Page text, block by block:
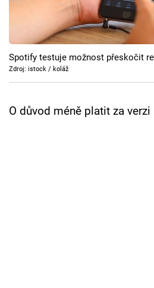
Pořady
TV Program
Spotify testuje možnost přeskočit
Zdroj: istock / koláž
O důvod méně platit za